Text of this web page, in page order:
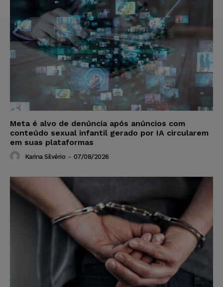
Meta é alvo de denúncia após anúncios com
conteúdo sexual infantil gerado por IA circularem
em suas plataformas
Karina Silvério - 07/08/2026